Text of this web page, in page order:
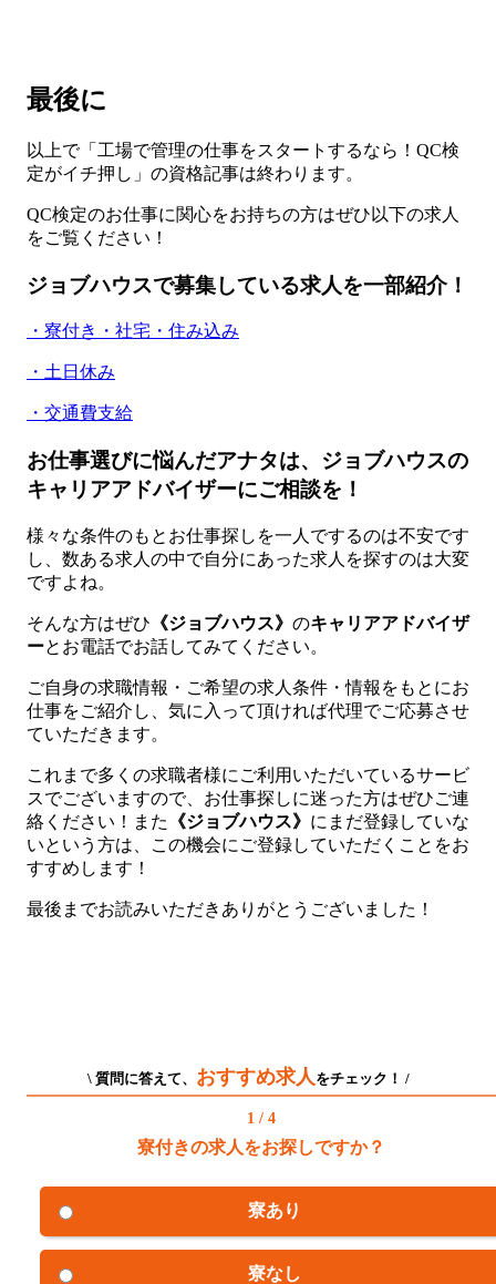
最後に
以上で「工場で管理の仕事をスタートするなら！QC検
定がイチ押し」の資格記事は終わります。
QC検定のお仕事に関心をお持ちの方はぜひ以下の求人
をご覧ください！
ジョブハウスで募集している求人を一部紹介！
・寮付き・社宅・住み込み
・土日休み
・交通費支給
お仕事選びに悩んだアナタは、ジョブハウスの
キャリアアドバイザーにご相談を！
様々な条件のもとお仕事探しを一人でするのは不安です
し、数ある求人の中で自分にあった求人を探すのは大変
ですよね。
そんな方はぜひ 《ジョブハウス》 のキャリアアドバイザ
ーとお電話でお話してみてください。
ご自身の求職情報・ご希望の求人条件・情報をもとにお
仕事をご紹介し、気に入って頂ければ代理でご応募させ
ていただきます。
これまで多くの求職者様にご利用いただいているサービ
スでございますので、お仕事探しに迷った方はぜひご連
絡ください！また
《ジョブハウス》 にまだ登録していな
いという方は、この機会にご登録していただくことをお
すすめします！
最後までお読みいただきありがとうございました！
\ 質問に答えて、 おすすめ求人 をチェック！ /
1 / 4
寮付きの求人をお探しですか？
寮あり
寮なし